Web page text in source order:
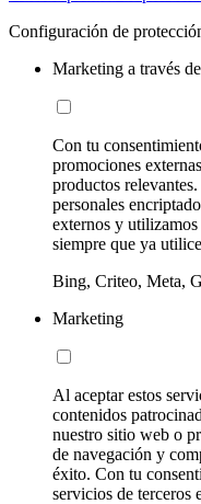
Configuración de
Marketing a través
Con tu
promociones
productos
personales
externos y
siempre que ya
Bing, Criteo, Meta,
Marketing
Al aceptar estos
contenidos
nuestro sitio web o
de navegación y
éxito. Con tu
servicios de terceros